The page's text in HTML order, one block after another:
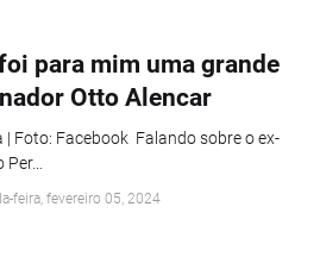
para mim uma grande
Otto Alencar
| Foto: Facebook Falando sobre o ex-
feira, fevereiro 05, 2024